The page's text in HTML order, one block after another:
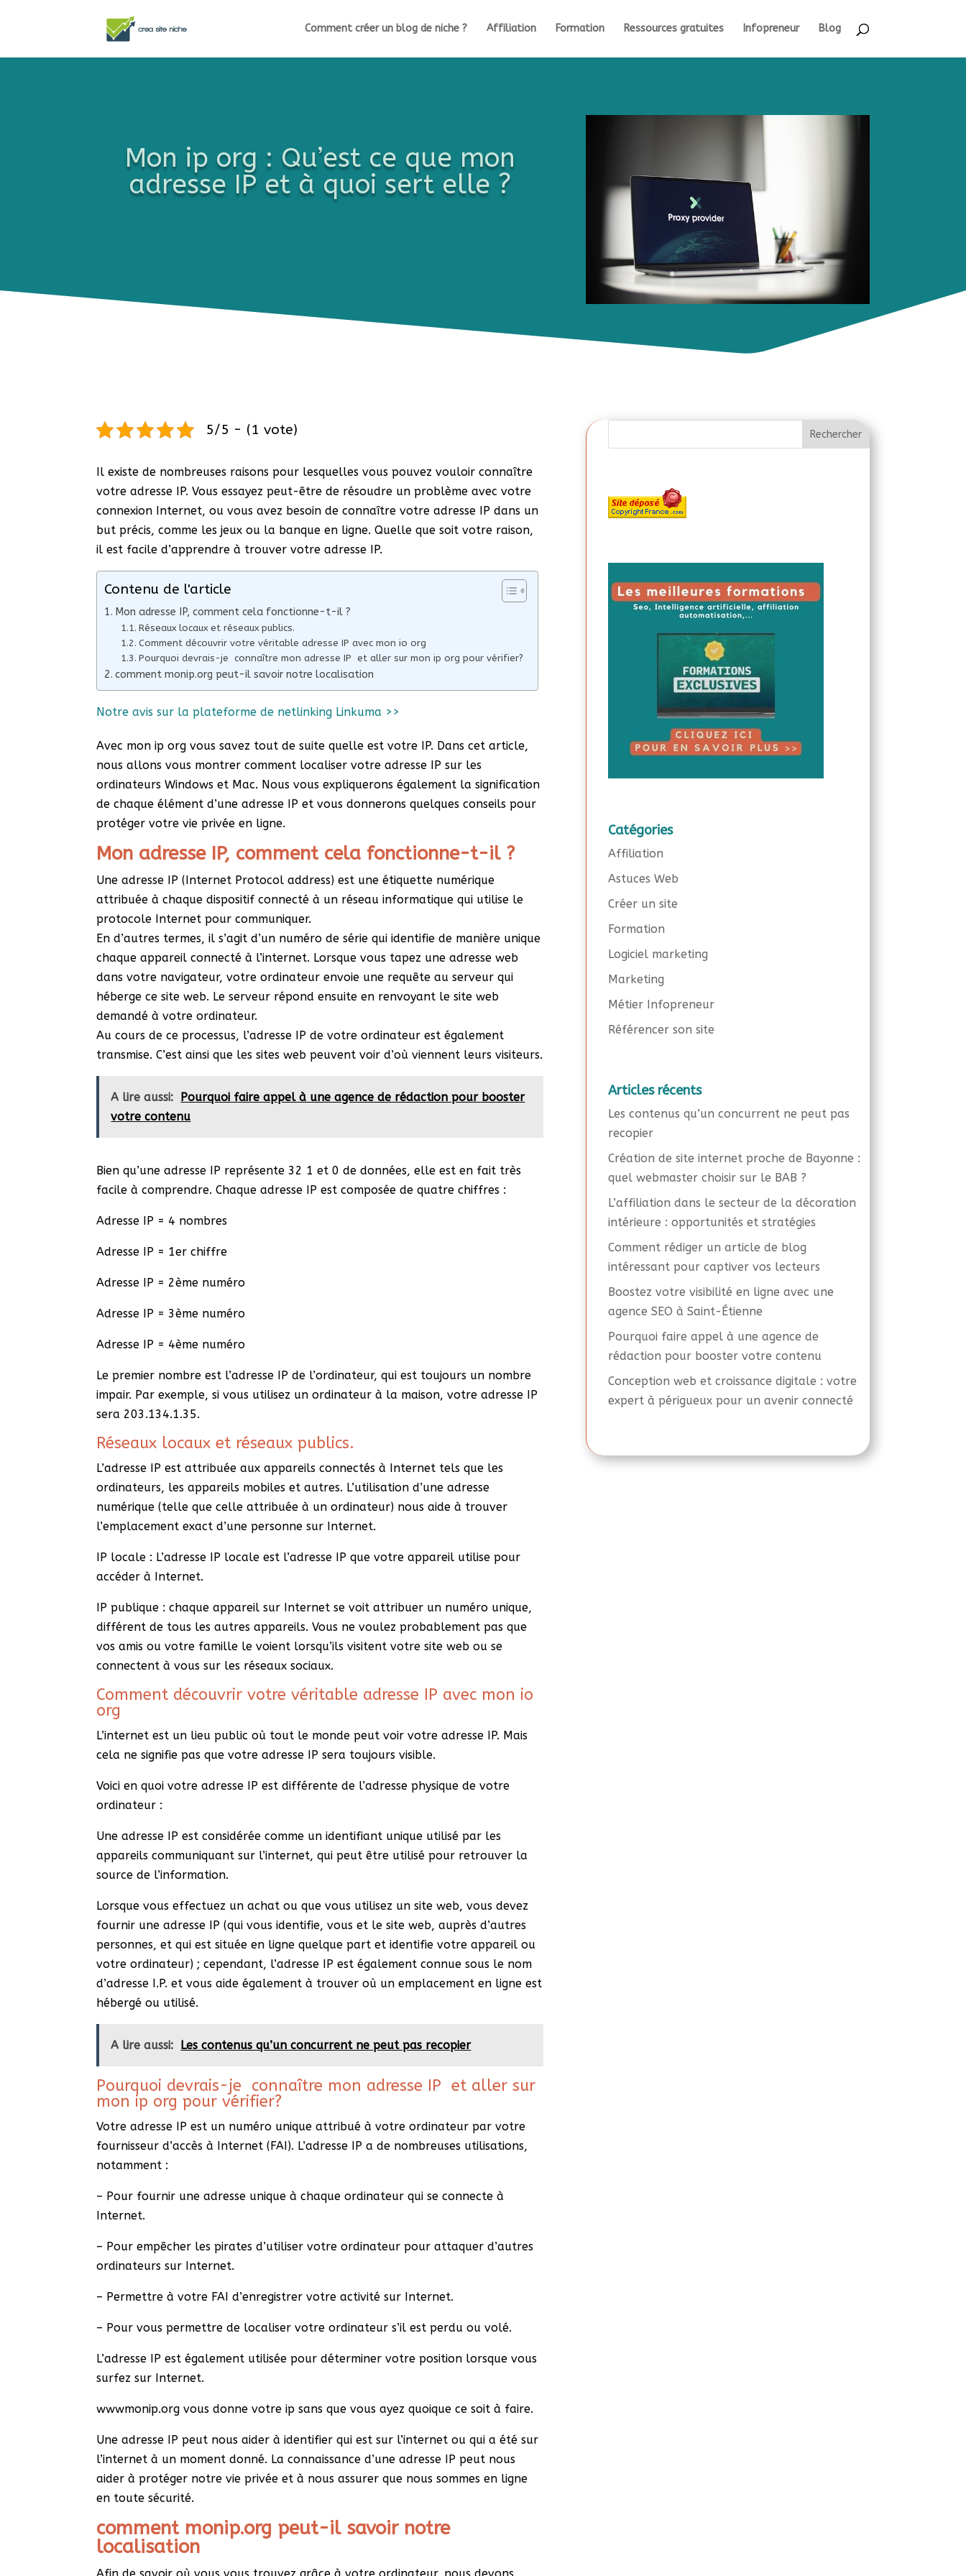
Comment créer un blog de niche ? Affiliation Formation Ressources gratuites Infopreneur Blog
Mon ip org : Qu’est ce que mon
adresse IP et à quoi sert elle ?
5/5 - (1 vote)
Il existe de nombreuses raisons pour lesquelles vous pouvez vouloir connaître
votre adresse IP. Vous essayez peut-être de résoudre un problème avec votre
connexion Internet, ou vous avez besoin de connaître votre adresse IP dans un
but précis, comme les jeux ou la banque en ligne. Quelle que soit votre raison,
il est facile d’apprendre à trouver votre adresse IP.
Contenu de l'article
Mon adresse IP, comment cela fonctionne-t-il ?
Réseaux locaux et réseaux publics.
Comment découvrir votre véritable adresse IP avec mon io org
Pourquoi devrais-je connaître mon adresse IP et aller sur mon ip org pour vérifier?
comment monip.org peut-il savoir notre localisation
Notre avis sur la plateforme de netlinking Linkuma >>
Avec mon ip org vous savez tout de suite quelle est votre IP. Dans cet article,
nous allons vous montrer comment localiser votre adresse IP sur les
ordinateurs Windows et Mac. Nous vous expliquerons également la signification
de chaque élément d’une adresse IP et vous donnerons quelques conseils pour
protéger votre vie privée en ligne.
Mon adresse IP, comment cela fonctionne-t-il ?
Une adresse IP (Internet Protocol address) est une étiquette numérique
attribuée à chaque dispositif connecté à un réseau informatique qui utilise le
protocole Internet pour communiquer.
En d’autres termes, il s’agit d’un numéro de série qui identifie de manière unique
chaque appareil connecté à l’internet. Lorsque vous tapez une adresse web
dans votre navigateur, votre ordinateur envoie une requête au serveur qui
héberge ce site web. Le serveur répond ensuite en renvoyant le site web
demandé à votre ordinateur.
Au cours de ce processus, l’adresse IP de votre ordinateur est également
transmise. C’est ainsi que les sites web peuvent voir d’où viennent leurs visiteurs.
A lire aussi: Pourquoi faire appel à une agence de rédaction pour booster
votre contenu
Bien qu’une adresse IP représente 32 1 et 0 de données, elle est en fait très
facile à comprendre. Chaque adresse IP est composée de quatre chiffres :
Adresse IP = 4 nombres
Adresse IP = 1er chiffre
Adresse IP = 2ème numéro
Adresse IP = 3ème numéro
Adresse IP = 4ème numéro
Le premier nombre est l’adresse IP de l’ordinateur, qui est toujours un nombre
impair. Par exemple, si vous utilisez un ordinateur à la maison, votre adresse IP
sera 203.134.1.35.
Réseaux locaux et réseaux publics.
L’adresse IP est attribuée aux appareils connectés à Internet tels que les
ordinateurs, les appareils mobiles et autres. L’utilisation d’une adresse
numérique (telle que celle attribuée à un ordinateur) nous aide à trouver
l’emplacement exact d’une personne sur Internet.
IP locale : L’adresse IP locale est l’adresse IP que votre appareil utilise pour
accéder à Internet.
IP publique : chaque appareil sur Internet se voit attribuer un numéro unique,
différent de tous les autres appareils. Vous ne voulez probablement pas que
vos amis ou votre famille le voient lorsqu’ils visitent votre site web ou se
connectent à vous sur les réseaux sociaux.
Comment découvrir votre véritable adresse IP avec mon io
org
L’internet est un lieu public où tout le monde peut voir votre adresse IP. Mais
cela ne signifie pas que votre adresse IP sera toujours visible.
Voici en quoi votre adresse IP est différente de l’adresse physique de votre
ordinateur :
Une adresse IP est considérée comme un identifiant unique utilisé par les
appareils communiquant sur l’internet, qui peut être utilisé pour retrouver la
source de l’information.
Lorsque vous effectuez un achat ou que vous utilisez un site web, vous devez
fournir une adresse IP (qui vous identifie, vous et le site web, auprès d’autres
personnes, et qui est située en ligne quelque part et identifie votre appareil ou
votre ordinateur) ; cependant, l’adresse IP est également connue sous le nom
d’adresse I.P. et vous aide également à trouver où un emplacement en ligne est
hébergé ou utilisé.
A lire aussi: Les contenus qu’un concurrent ne peut pas recopier
Pourquoi devrais-je connaître mon adresse IP et aller sur
mon ip org pour vérifier?
Votre adresse IP est un numéro unique attribué à votre ordinateur par votre
fournisseur d’accès à Internet (FAI). L’adresse IP a de nombreuses utilisations,
notamment :
– Pour fournir une adresse unique à chaque ordinateur qui se connecte à
Internet.
– Pour empêcher les pirates d’utiliser votre ordinateur pour attaquer d’autres
ordinateurs sur Internet.
– Permettre à votre FAI d’enregistrer votre activité sur Internet.
– Pour vous permettre de localiser votre ordinateur s’il est perdu ou volé.
L’adresse IP est également utilisée pour déterminer votre position lorsque vous
surfez sur Internet.
wwwmonip.org vous donne votre ip sans que vous ayez quoique ce soit à faire.
Une adresse IP peut nous aider à identifier qui est sur l’internet ou qui a été sur
l’internet à un moment donné. La connaissance d’une adresse IP peut nous
aider à protéger notre vie privée et à nous assurer que nous sommes en ligne
en toute sécurité.
comment monip.org peut-il savoir notre
localisation
Catégories
Affiliation
Astuces Web
Créer un site
Formation
Logiciel marketing
Marketing
Métier Infopreneur
Référencer son site
Articles récents
Les contenus qu’un concurrent ne peut pas
recopier
Création de site internet proche de Bayonne :
quel webmaster choisir sur le BAB ?
L’affiliation dans le secteur de la décoration
intérieure : opportunités et stratégies
Comment rédiger un article de blog
intéressant pour captiver vos lecteurs
Boostez votre visibilité en ligne avec une
agence SEO à Saint-Étienne
Pourquoi faire appel à une agence de
rédaction pour booster votre contenu
Conception web et croissance digitale : votre
expert à périgueux pour un avenir connecté